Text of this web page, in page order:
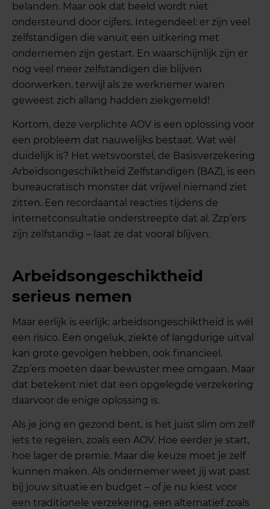
belanden. Maar ook dat beeld wordt niet
ondersteund door cijfers. Integendeel: er zijn veel
zelfstandigen die vanuit een uitkering met
ondernemen zijn gestart. En waarschijnlijk zijn er
nog veel meer zelfstandigen die blijven
doorwerken, terwijl als ze werknemer waren
geweest zich allang hadden ziekgemeld!
Kortom, deze verplichte AOV is een oplossing voor
een probleem dat nauwelijks bestaat. Wat wél
duidelijk is? Het wetsvoorstel, de Basisverzekering
Arbeidsongeschiktheid Zelfstandigen (BAZ), is een
bureaucratisch monster dat vrijwel niemand ziet
zitten. Een recordaantal reacties tijdens de
internetconsultatie onderstreepte dat al. Zzp’ers
zijn zelfstandig – laat ze dat vooral blijven.
Arbeidsongeschiktheid
serieus nemen
Maar eerlijk is eerlijk: arbeidsongeschiktheid is wél
een risico. Een ongeluk, ziekte of langdurige uitval
kan grote gevolgen hebben, ook financieel.
Zzp’ers moeten daar bewuster mee omgaan. Maar
dat betekent niet dat een opgelegde verzekering
daarvoor de enige oplossing is.
Als je jong en gezond bent, is het juist slim om zelf
iets te regelen, zoals een AOV. Hoe eerder je start,
hoe lager de premie. Maar die keuze moet je zelf
kunnen maken. Als ondernemer weet jij wat past
bij jouw situatie en budget – of je nu kiest voor
een traditionele verzekering, een alternatief zoals